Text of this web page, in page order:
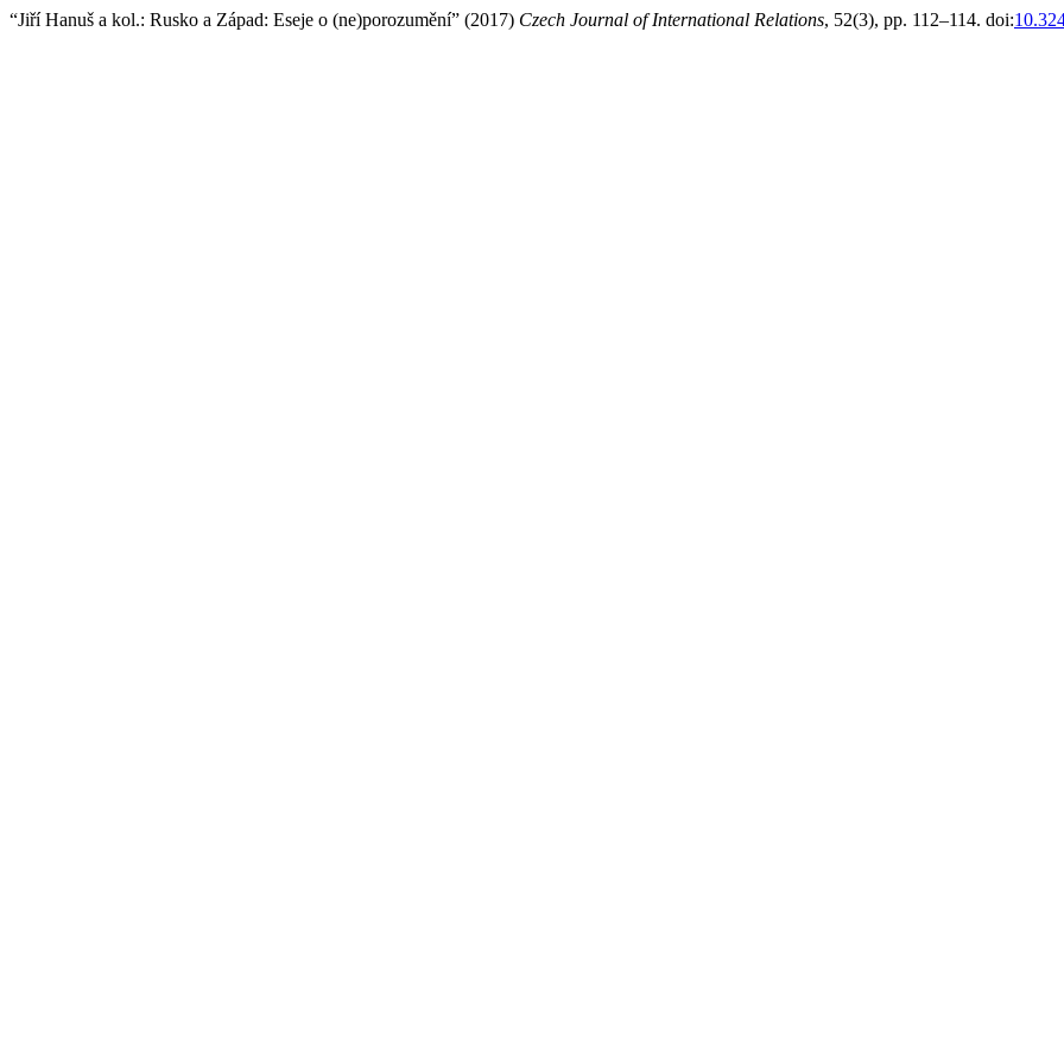
“Jiří Hanuš a kol.: Rusko a Západ: Eseje o (ne)porozumění” (2017) Czech Journal of International Relations, 52(3), pp. 112–114. doi: